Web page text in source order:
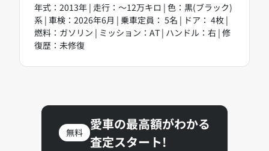
年式：2013年 | 走行：～12万キロ | 色：黒(ブラック)
系 | 車検：2026年6月 | 乗車定員： 5名 | ドア： 4枚 |
燃料：ガソリン | ミッション：AT | ハンドル：右 | 修
復歴：未修復
無料
愛車の最高額がわかる
査定スタート!